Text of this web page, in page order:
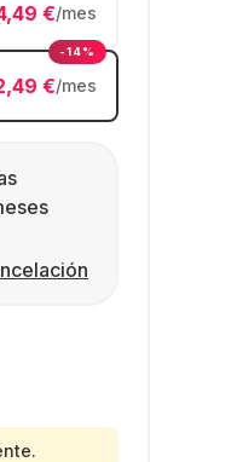
€/mes
€/mes
-14%